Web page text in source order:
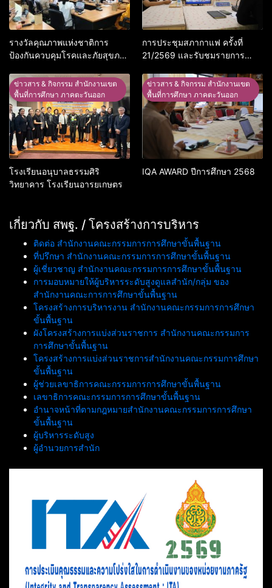
รางวัลคุณภาพแห่งชาติการ
ป้องกันควบคุมโรคและภัยสุขภาพ
การประชุมสภากาแฟ ครั้งที่
21/2569 และรับชมรายการ
30/2569
ข่าวสาร & กิจกรรม สำนักงานเขต
พื้นที่การศึกษา ภาคตะวันออก
โรงเรียนอนุบาลธรรมศิริ
วิทยาคาร โรงเรียนอารยเกษตร
ข่าวสาร & กิจกรรม สำนักงานเขต
พื้นที่การศึกษา ภาคตะวันออก
IQA AWARD ปีการศึกษา 2568
เกี่ยวกับ สพฐ. / โครงสร้างการบริหาร
ติดต่อ สำนักงานคณะกรรมการการศึกษาขั้นพื้นฐาน
ที่ปรึกษา สำนักงานคณะกรรมการการศึกษาขั้นพื้นฐาน
ผู้เชี่ยวชาญ สำนักงานคณะกรรมการการศึกษาขั้นพื้นฐาน
การมอบหมายให้ผู้บริหารระดับสูงดูแลสำนัก/กลุ่ม ของ
สำนักงานคณะการการศึกษาขั้นพื้นฐาน
โครงสร้างการบริหารงาน สำนักงานคณะกรรมการการศึกษา
ขั้นพื้นฐาน
ผังโครงสร้างการแบ่งส่วนราชการ สำนักงานคณะกรรมการ
การศึกษาขั้นพื้นฐาน
โครงสร้างการแบ่งส่วนราชการสำนักงานคณะกรรมการศึกษา
ขั้นพื้นฐาน
ผู้ช่วยเลขาธิการคณะกรรมการการศึกษาขั้นพื้นฐาน
เลขาธิการคณะกรรมการการศึกษาขั้นพื้นฐาน
อำนาจหน้าที่ตามกฎหมายสำนักงานคณะกรรมการการศึกษา
ขั้นพื้นฐาน
ผู้บริหารระดับสูง
ผู้อำนวยการสำนัก